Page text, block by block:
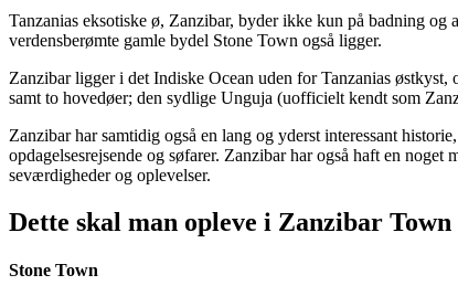
Tanzanias eksotiske ø, Zanzibar, byder ikke kun på badning
verdensberømte gamle bydel Stone Town også ligger.
Zanzibar ligger i det Indiske Ocean uden for Tanzanias
samt to hovedøer; den sydlige Unguja (uofficielt kendt som
Zanzibar har samtidig også en lang og yderst interessant
opdagelsesrejsende og søfarer. Zanzibar har også haft en
seværdigheder og oplevelser.
Dette skal man opleve i Zanzibar Town
Stone Town